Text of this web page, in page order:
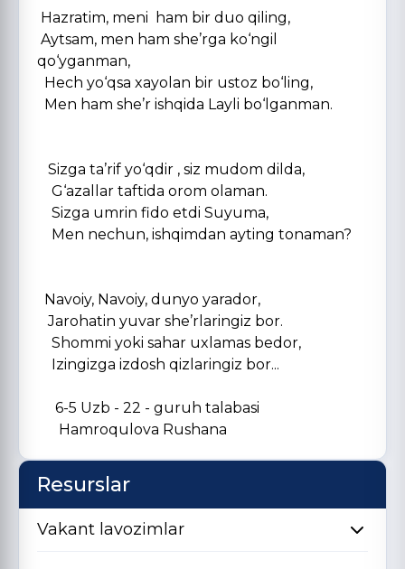
Hazratim, meni ham bir duo qiling,
Aytsam, men ham she’rga kо‘ngil
qо‘yganman,
Hech yо‘qsa xayolan bir ustoz bо‘ling,
Men ham she’r ishqida Layli bо‘lganman.
Sizga ta’rif yо‘qdir , siz mudom dilda,
G‘azallar taftida orom olaman.
Sizga umrin fido etdi Suyuma,
Men nechun, ishqimdan ayting tonaman?
Navoiy, Navoiy, dunyo yarador,
Jarohatin yuvar she’rlaringiz bor.
Shommi yoki sahar uxlamas bedor,
Izingizga izdosh qizlaringiz bor...
6-5 Uzb - 22 - guruh talabasi
Hamroqulova Rushana
Resurslar
Vakant lavozimlar